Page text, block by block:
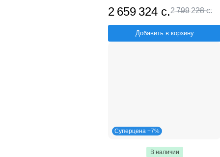
2 659 324 с.2 799 228 с.
Добавить в корзину
Суперцена −7%
В наличии